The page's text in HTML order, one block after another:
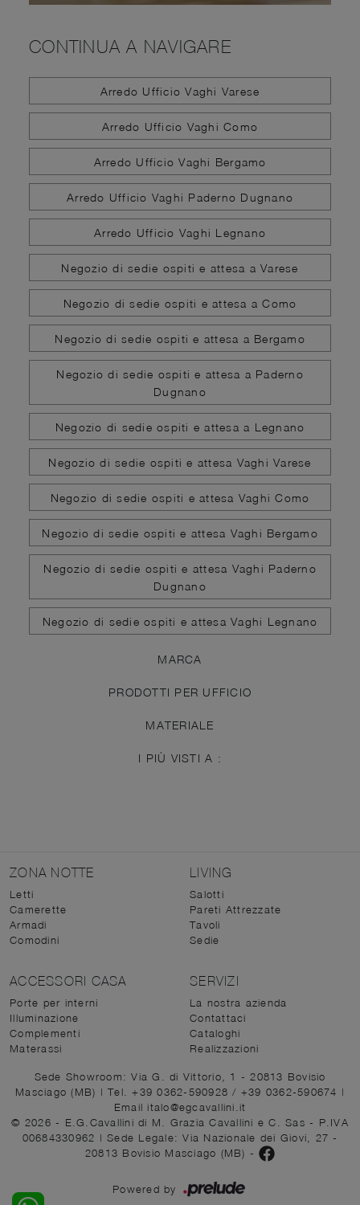
CONTINUA A NAVIGARE
Arredo Ufficio Vaghi Varese
Arredo Ufficio Vaghi Como
Arredo Ufficio Vaghi Bergamo
Arredo Ufficio Vaghi Paderno Dugnano
Arredo Ufficio Vaghi Legnano
Negozio di sedie ospiti e attesa a Varese
Negozio di sedie ospiti e attesa a Como
Negozio di sedie ospiti e attesa a Bergamo
Negozio di sedie ospiti e attesa a Paderno
Dugnano
Negozio di sedie ospiti e attesa a Legnano
Negozio di sedie ospiti e attesa Vaghi Varese
Negozio di sedie ospiti e attesa Vaghi Como
Negozio di sedie ospiti e attesa Vaghi Bergamo
Negozio di sedie ospiti e attesa Vaghi Paderno
Dugnano
Negozio di sedie ospiti e attesa Vaghi Legnano
MARCA
PRODOTTI PER UFFICIO
MATERIALE
I PIÙ VISTI A :
ZONA NOTTE
Letti
Camerette
Armadi
Comodini
LIVING
Salotti
Pareti Attrezzate
Tavoli
Sedie
ACCESSORI CASA
Porte per interni
Illuminazione
Complementi
Materassi
SERVIZI
La nostra azienda
Contattaci
Cataloghi
Realizzazioni
Sede Showroom: Via G. di Vittorio, 1 - 20813 Bovisio
Masciago (MB) | Tel. +39 0362-590928/ +39 0362-590674 |
Email italo@egcavallini.it
© 2026 - E.G.Cavallini di M. Grazia Cavallini e C. Sas - P.IVA
00684330962 | Sede Legale: Via Nazionale dei Giovi, 27 -
20813 Bovisio Masciago (MB) -
Powered by